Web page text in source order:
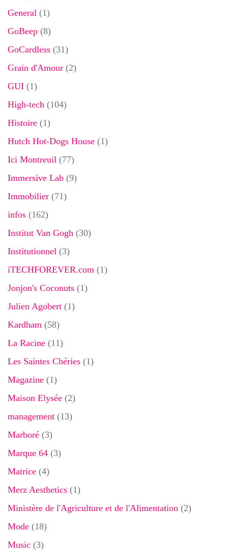
General (1)
GoBeep (8)
GoCardless (31)
Grain d'Amour (2)
GUI (1)
High-tech (104)
Histoire (1)
Hutch Hot-Dogs House (1)
Ici Montreuil (77)
Immersive Lab (9)
Immobilier (71)
infos (162)
Institut Van Gogh (30)
Institutionnel (3)
iTECHFOREVER.com (1)
Jonjon's Coconuts (1)
Julien Agobert (1)
Kardham (58)
La Racine (11)
Les Saintes Chéries (1)
Magazine (1)
Maison Elysée (2)
management (13)
Marboré (3)
Marque 64 (3)
Matrice (4)
Merz Aesthetics (1)
Ministère de l'Agriculture et de l'Alimentation (2)
Mode (18)
Music (3)